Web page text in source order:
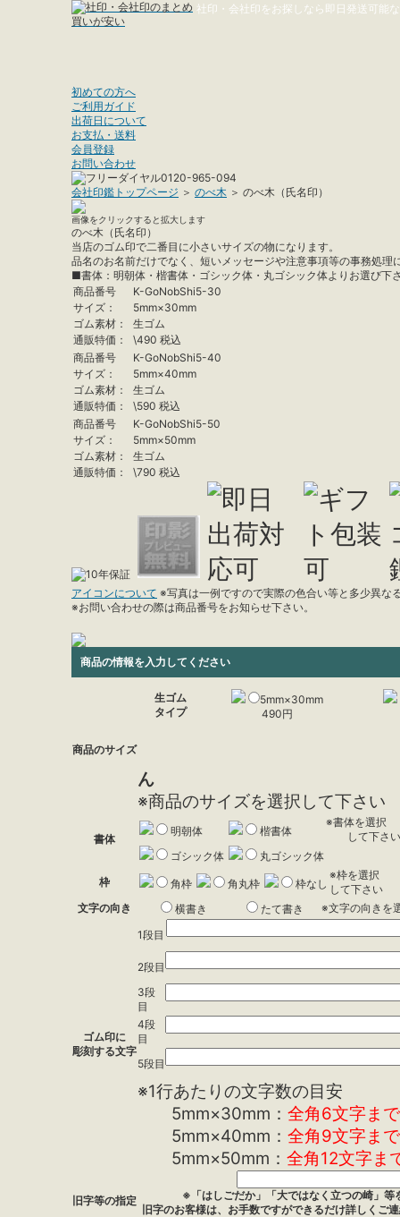
社印・会社印 をお探しなら即日発送可能
初めての方へ
ご利用ガイド
出荷日について
お支払・送料
会員登録
お問い合わせ
会社印鑑トップページ ＞ のべ木 ＞ のべ木（氏名印）
画像をクリックすると拡大します
のべ木（氏名印）
当店のゴム印で二番目に小さいサイズの物になります。
品名のお名前だけでなく、短いメッセージや注意事項等の事務処理
■書体：明朝体・楷書体・ゴシック体・丸ゴシック体よりお選び下
商品番号
K-GoNobShi5-30
サイズ：
5mm×30mm
ゴム素材：
生ゴム
通販特価：
\490 税込
商品番号
K-GoNobShi5-40
サイズ：
5mm×40mm
ゴム素材：
生ゴム
通販特価：
\590 税込
商品番号
K-GoNobShi5-50
サイズ：
5mm×50mm
ゴム素材：
生ゴム
通販特価：
\790 税込
アイコンについて ※写真は一例ですので実際の色合い等と多少異な
※お問い合わせの際は商品番号をお知らせ下さい。
商品の情報を入力してください
商品のサイズ
生ゴム
タイプ
5mm×30mm
490円
ん
※商品のサイズを選択して下さい
書体
明朝体 楷書体
※書体を選択
して下さい
ゴシック体
丸ゴシック体
枠
角枠 角丸枠 枠なし
※枠を選択
して下さい
文字の向き
横書き たて書き ※文字の向きを
ゴム印に
彫刻する文字
1段目
2段目
3段
目
4段
目
5段目
※1行あたりの文字数の目安
5mm×30mm： 全角6文字まで
5mm×40mm： 全角9文字まで
5mm×50mm： 全角12文字ま
旧字等の指定
※「はしごだか」「大ではなく立つの崎」
旧字のお客様は、お手数ですができるだけ詳しくご